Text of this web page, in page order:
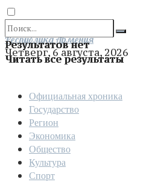
Результатов нет
Читать все результаты
Отправить
Республика Армения
Четверг, 6 августа, 2026
Официальная хроника
Государство
Регион
Экономика
Общество
Культура
Спорт